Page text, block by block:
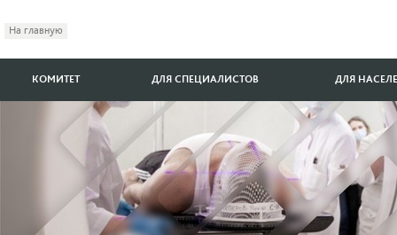
На главную
КОМИТЕТ ДЛЯ СПЕЦИАЛИСТОВ ДЛЯ